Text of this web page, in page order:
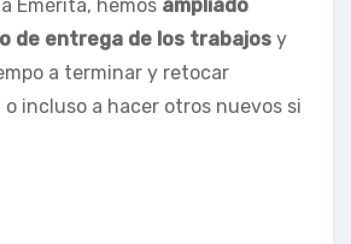
Emérita, hemos ampliado
de entrega de los trabajos y
a terminar y retocar
incluso a hacer otros nuevos si